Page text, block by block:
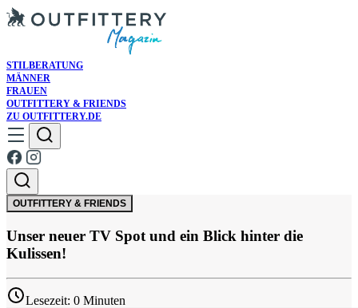
STILBERATUNG
MÄNNER
FRAUEN
OUTFITTERY & FRIENDS
ZU OUTFITTERY.DE
OUTFITTERY & FRIENDS
Unser neuer TV Spot und ein Blick hinter die
Kulissen!
Lesezeit: 0 Minuten